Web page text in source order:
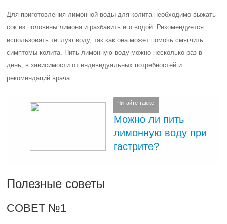
Для приготовления лимонной воды для колита необходимо выжать
сок из половины лимона и разбавить его водой. Рекомендуется
использовать теплую воду, так как она может помочь смягчить
симптомы колита. Пить лимонную воду можно несколько раз в
день, в зависимости от индивидуальных потребностей и
рекомендаций врача.
Читайте также:
Можно ли пить
лимонную воду при
гастрите?
Полезные советы
СОВЕТ №1